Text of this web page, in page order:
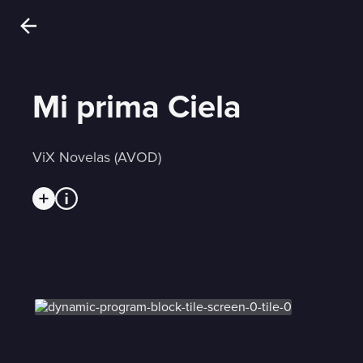
Mi prima Ciela
ViX Novelas (AVOD)